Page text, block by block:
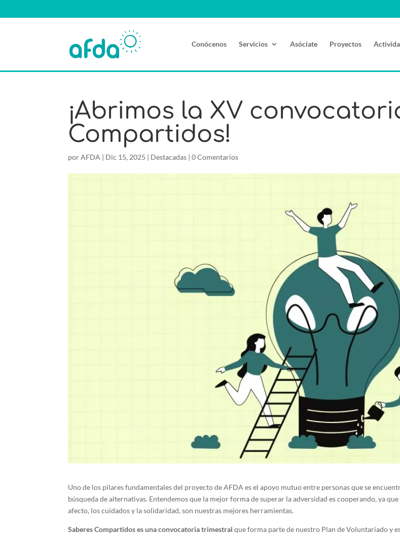
Conócenos Servicios Asóciate Proyectos
¡Abrimos la XV
Compartidos!
porAFDA | Dic 15, 2025 | Destacadas |0 Comentarios
Uno de los pilares fundamentales del proyecto de AFDA es el apoyo mutuo entre personas que se
búsqueda de alternativas. Entendemos que la mejor forma de superar la adversidad es cooperando, ya
afecto, los cuidados y la solidaridad, son nuestras mejores herramientas.
Saberes Compartidos es una convocatoria trimestral que forma parte de nuestro Plan de Voluntariado y